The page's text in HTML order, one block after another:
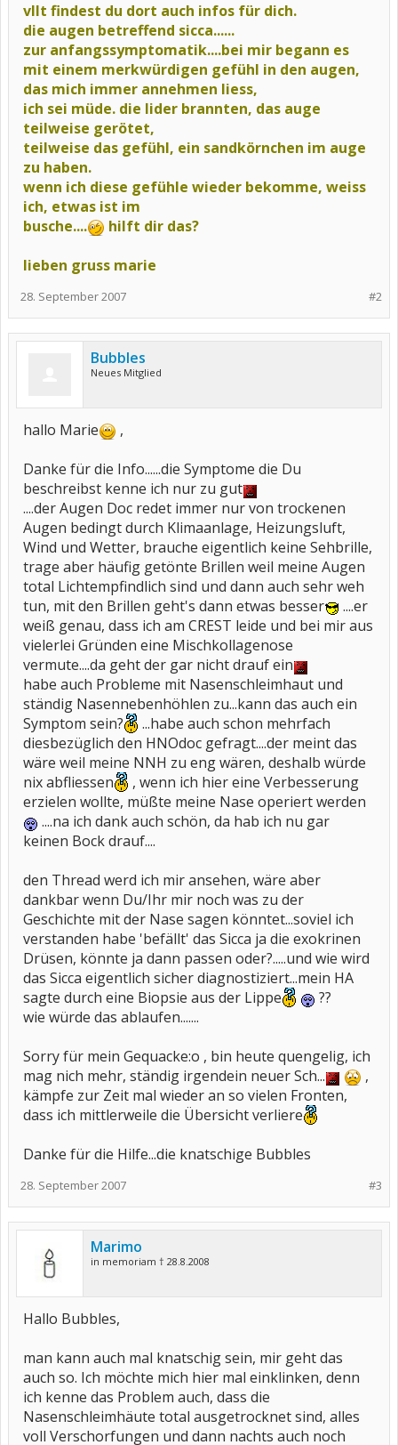
vllt findest du dort auch infos für dich.
die augen betreffend sicca......
zur anfangssymptomatik....bei mir begann es
mit einem merkwürdigen gefühl in den augen,
das mich immer annehmen liess,
ich sei müde. die lider brannten, das auge
teilweise gerötet,
teilweise das gefühl, ein sandkörnchen im auge
zu haben.
wenn ich diese gefühle wieder bekomme, weiss
ich, etwas ist im
busche....
hilft dir das?
lieben gruss marie
#2
28. September 2007
Bubbles
Neues Mitglied
hallo Marie
,
Danke für die Info......die Symptome die Du
beschreibst kenne ich nur zu gut
....der Augen Doc redet immer nur von trockenen
Augen bedingt durch Klimaanlage, Heizungsluft,
Wind und Wetter, brauche eigentlich keine Sehbrille,
trage aber häufig getönte Brillen weil meine Augen
total Lichtempfindlich sind und dann auch sehr weh
tun, mit den Brillen geht's dann etwas besser
....er
weiß genau, dass ich am CREST leide und bei mir aus
vielerlei Gründen eine Mischkollagenose
vermute....da geht der gar nicht drauf ein
habe auch Probleme mit Nasenschleimhaut und
ständig Nasennebenhöhlen zu...kann das auch ein
Symptom sein?
...habe auch schon mehrfach
diesbezüglich den HNOdoc gefragt....der meint das
wäre weil meine NNH zu eng wären, deshalb würde
nix abfliessen
, wenn ich hier eine Verbesserung
erzielen wollte, müßte meine Nase operiert werden
....na ich dank auch schön, da hab ich nu gar
keinen Bock drauf....
den Thread werd ich mir ansehen, wäre aber
dankbar wenn Du/Ihr mir noch was zu der
Geschichte mit der Nase sagen könntet...soviel ich
verstanden habe 'befällt' das Sicca ja die exokrinen
Drüsen, könnte ja dann passen oder?.....und wie wird
das Sicca eigentlich sicher diagnostiziert...mein HA
sagte durch eine Biopsie aus der Lippe
??
wie würde das ablaufen.......
Sorry für mein Gequacke:o , bin heute quengelig, ich
mag nich mehr, ständig irgendein neuer Sch...
,
kämpfe zur Zeit mal wieder an so vielen Fronten,
dass ich mittlerweile die Übersicht verliere
Danke für die Hilfe...die knatschige Bubbles
#3
28. September 2007
Marimo
in memoriam † 28.8.2008
Hallo Bubbles,
man kann auch mal knatschig sein, mir geht das
auch so. Ich möchte mich hier mal einklinken, denn
ich kenne das Problem auch, dass die
Nasenschleimhäute total ausgetrocknet sind, alles
voll Verschorfungen und dann nachts auch noch